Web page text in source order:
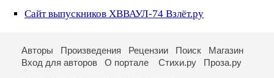
Сайт выпускников ХВВАУЛ-74 Взлёт.ру
Авторы Произведения Рецензии Поиск
Магазин
Вход для авторов
О портале Стихи.ру Проза.ру